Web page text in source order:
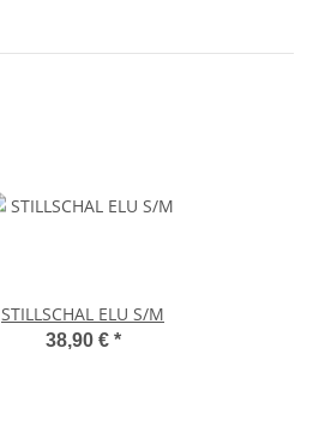
STILLSCHAL ELU S/M
38,90 € *